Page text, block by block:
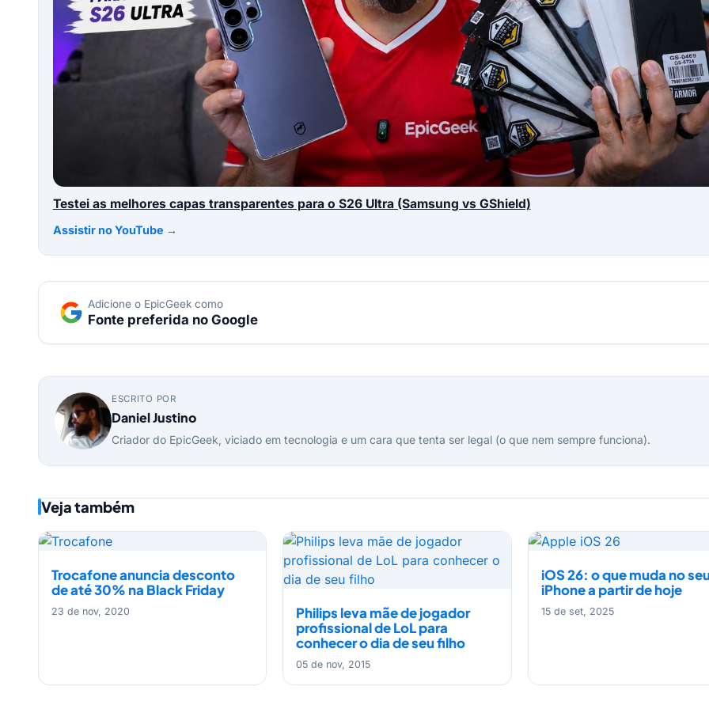
Testei as melhores capas transparentes para o S26 Ultra (Samsung vs GShield)
Assistir no YouTube →
Adicione o EpicGeek como
Fonte preferida no Google
ESCRITO POR
Daniel Justino
Criador do EpicGeek, viciado em tecnologia e um cara que tenta ser legal (o que nem sempre funciona).
Veja também
Trocafone anuncia desconto
de até 30% na Black Friday
23 de nov, 2020
Philips leva mãe de jogador
profissional de LoL para
conhecer o dia de seu filho
05 de nov, 2015
iOS 26: o que muda no
iPhone a partir de hoje
15 de set, 2025